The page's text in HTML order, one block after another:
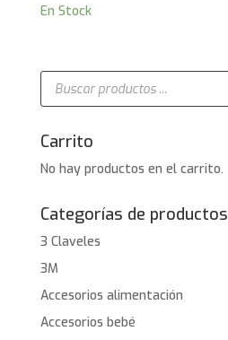
En Stock
Búsqueda
productos
Carrito
No hay productos en el carrito.
Categorías de productos
3 Claveles
3M
Accesorios alimentación
Accesorios bebé